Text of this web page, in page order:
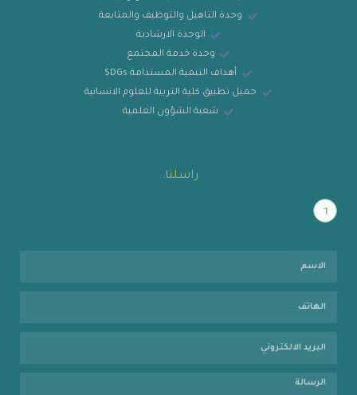
وحدة التاهيل والتوظيف والمتابعة
الوحدة الارشادية
وحدة خدمة المجتمع
أهداف التنمية المستدامة SDGs
حميل تطبيق كلية التربية للعلوم الانسانية
شعبة الشؤون العلمية
راسلنا..
1